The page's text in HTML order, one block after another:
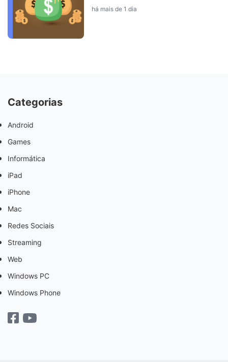
há mais de 1 dia
Categorias
Android
Games
Informática
iPad
iPhone
Mac
Redes Sociais
Streaming
Web
Windows PC
Windows Phone